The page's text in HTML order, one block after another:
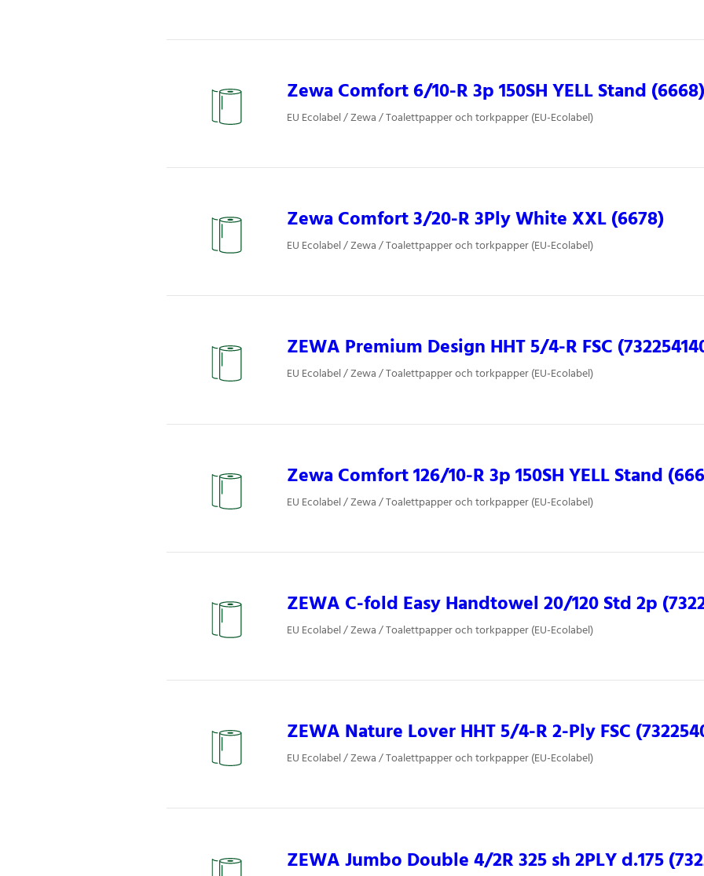
Zewa Comfort 6/10-R 3p 150SH YELL Stand (6668)
EU Ecolabel / Zewa / Toalettpapper och torkpapper (EU-Ecolabel)
Zewa Comfort 3/20-R 3Ply White XXL (6678)
EU Ecolabel / Zewa / Toalettpapper och torkpapper (EU-Ecolabel)
ZEWA Premium Design HHT 5/4-R FSC
EU Ecolabel / Zewa / Toalettpapper och torkpapper (EU-Ecolabel)
Zewa Comfort 126/10-R 3p 150SH YELL Stand
EU Ecolabel / Zewa / Toalettpapper och torkpapper (EU-Ecolabel)
ZEWA C-fold Easy Handtowel 20/120 Std 2p
EU Ecolabel / Zewa / Toalettpapper och torkpapper (EU-Ecolabel)
ZEWA Nature Lover HHT 5/4-R 2-Ply FSC
EU Ecolabel / Zewa / Toalettpapper och torkpapper (EU-Ecolabel)
ZEWA Jumbo Double 4/2R 325 sh 2PLY d.175